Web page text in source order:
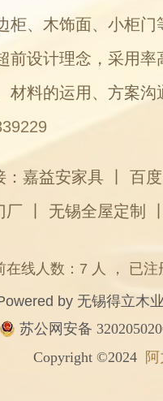
柜、木饰面、小柜
前设计理念，采用
材料的运用、方案
嘉益安家具
百
厂
无锡全屋定制
在线人数：7 人 ， 已
by 无锡得立木
苏公网安备
Copyright ©2024